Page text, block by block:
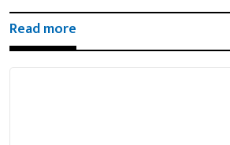
Read more